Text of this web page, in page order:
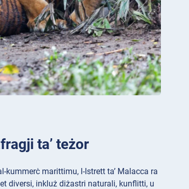
ta’ teżor
marittimu, l-Istrett ta’ Malacca ra
diversi, inkluż diżastri naturali, kunflitti, u